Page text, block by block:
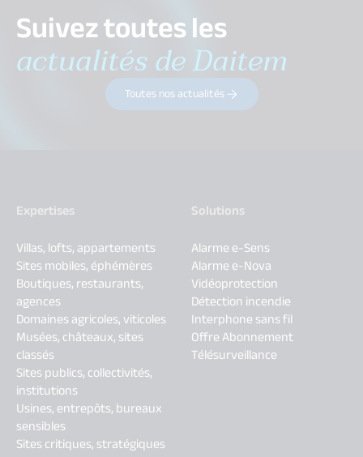
Suivez toutes les
actualités de Daitem
Toutes nos actualités
Expertises
Villas, lofts, appartements
Sites mobiles, éphémères
Boutiques, restaurants,
agences
Domaines agricoles, viticoles
Musées, châteaux, sites
classés
Sites publics, collectivités,
institutions
Usines, entrepôts, bureaux
sensibles
Sites critiques, stratégiques
Solutions
Alarme e-Sens
Alarme e-Nova
Vidéoprotection
Détection incendie
Interphone sans fil
Offre Abonnement
Télésurveillance